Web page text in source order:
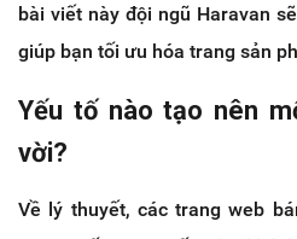
bài viết này đội ngũ Haravan
giúp bạn tối ưu hóa trang sản
Yếu tố nào tạo nên
vời?
Về lý thuyết, các trang web